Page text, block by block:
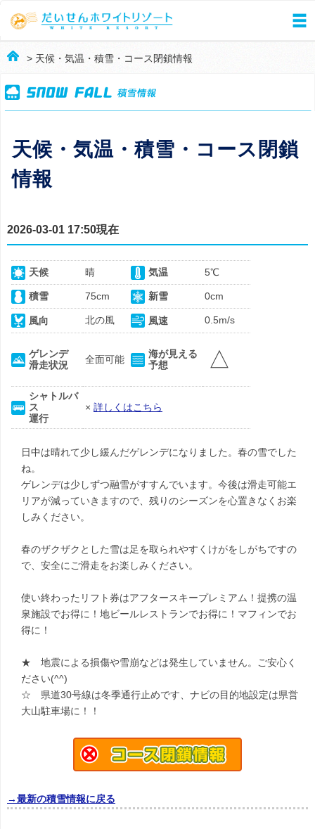
> 天候・気温・積雪・コース閉鎖情報
天候・気温・積雪・コース閉鎖
情報
2026-03-01 17:50現在
天候 晴 気温 5℃
積雪 75cm 新雪 0cm
風向 北の風 風速 0.5m/s
ゲレンデ
滑走状況
全面可能
海が見える
予想
△
シャトルバ
ス
運行
× 詳しくはこちら
日中は晴れて少し緩んだゲレンデになりました。春の雪でした
ね。
ゲレンデは少しずつ融雪がすすんでいます。今後は滑走可能エ
リアが減っていきますので、残りのシーズンを心置きなくお楽
しみください。
春のザクザクとした雪は足を取られやすくけがをしがちですの
で、安全にご滑走をお楽しみください。
使い終わったリフト券はアフタースキープレミアム！提携の温
泉施設でお得に！地ビールレストランでお得に！マフィンでお
得に！
★ 地震による損傷や雪崩などは発生していません。ご安心く
ださい(^^)
☆ 県道30号線は冬季通行止めです、ナビの目的地設定は県営
大山駐車場に！！
→最新の積雪情報に戻る